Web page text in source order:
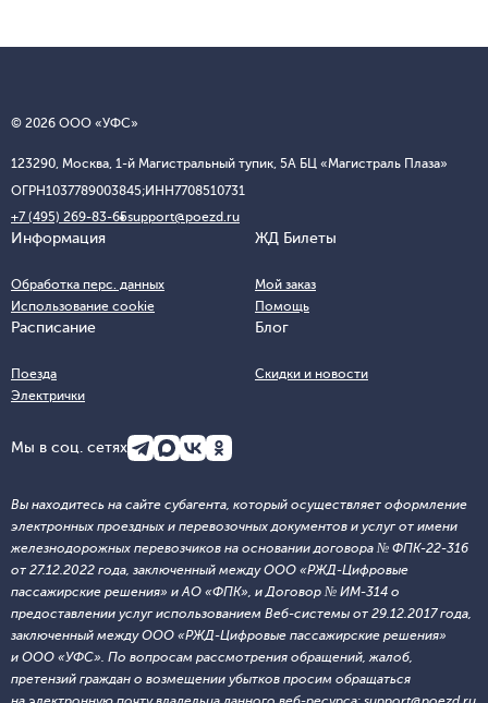
© 2026 ООО «УФС»
123290, Москва, 1-й Магистральный тупик, 5А БЦ «Магистраль Плаза»
ОГРН1037789003845;ИНН7708510731
+7 (495) 269-83-65support@poezd.ru
Информация
Обработка перс. данных
Использование cookie
ЖД Билеты
Мой заказ
Помощь
Расписание
Поезда
Электрички
Блог
Скидки и новости
Мы в соц. сетях
Вы находитесь на сайте субагента, который осуществляет оформление
электронных проездных и перевозочных документов и услуг от имени
железнодорожных перевозчиков на основании договора № ФПК-22-316
от 27.12.2022 года, заключенный между ООО «РЖД-Цифровые
пассажирские решения» и АО «ФПК», и Договор № ИМ-314 о
предоставлении услуг использованием Веб-системы от 29.12.2017 года,
заключенный между ООО «РЖД-Цифровые пассажирские решения»
и ООО «УФС». По вопросам рассмотрения обращений, жалоб,
претензий граждан о возмещении убытков просим обращаться